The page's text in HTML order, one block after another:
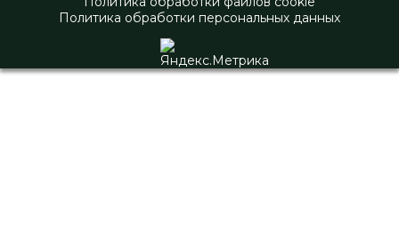
Политика обработки персональных данных